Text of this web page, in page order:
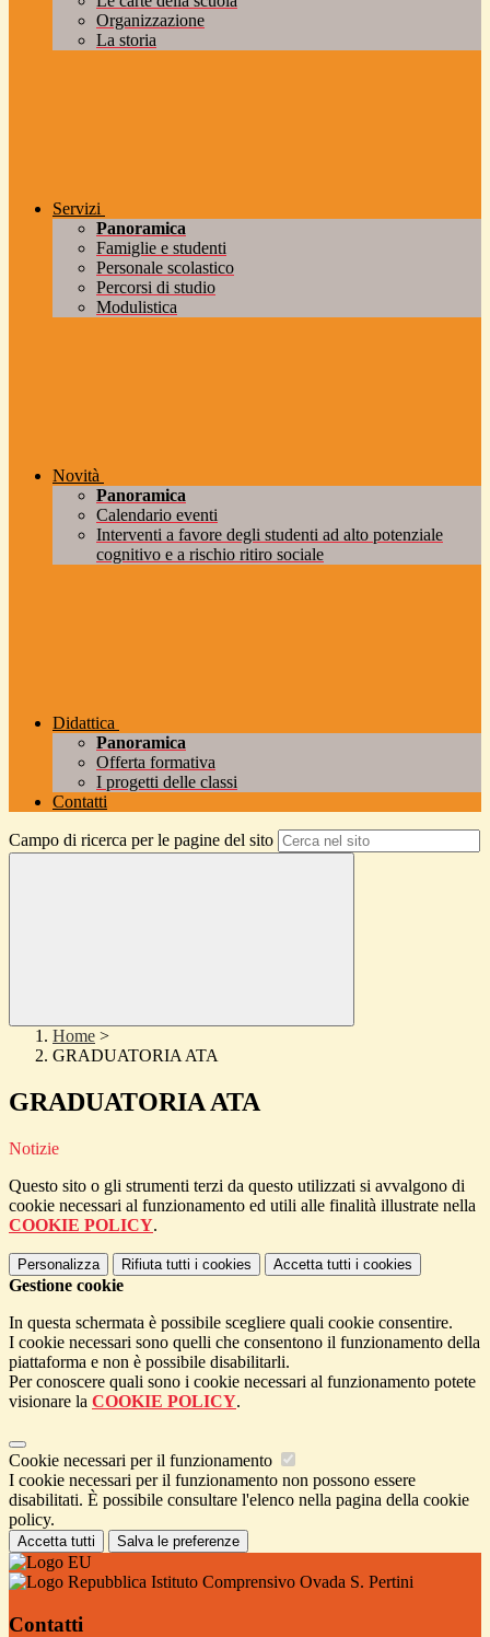
Organizzazione
La storia
Servizi
Panoramica
Famiglie e studenti
Personale scolastico
Percorsi di studio
Modulistica
Novità
Panoramica
Calendario eventi
Interventi a favore degli studenti ad alto potenziale
cognitivo e a rischio ritiro sociale
Didattica
Panoramica
Offerta formativa
I progetti delle classi
Contatti
Campo di ricerca per le pagine del sito
Home >
GRADUATORIA ATA
GRADUATORIA ATA
Notizie
Questo sito o gli strumenti terzi da questo utilizzati si avvalgono di
cookie necessari al funzionamento ed utili alle finalità illustrate nella
COOKIE POLICY.
Personalizza Rifiuta tutti i cookies Accetta tutti i cookies
Gestione cookie
In questa schermata è possibile scegliere quali cookie consentire.
I cookie necessari sono quelli che consentono il funzionamento della
piattaforma e non è possibile disabilitarli.
Per conoscere quali sono i cookie necessari al funzionamento potete
visionare la COOKIE POLICY.
Cookie necessari per il funzionamento
I cookie necessari per il funzionamento non possono essere
disabilitati. È possibile consultare l'elenco nella pagina della cookie
policy.
Accetta tutti Salva le preferenze
Istituto Comprensivo Ovada S. Pertini
Contatti